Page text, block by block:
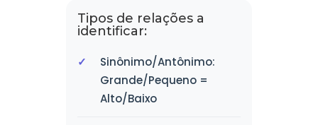
Tipos de relações a
identificar:
Sinônimo/Antônimo:
Grande/Pequeno =
Alto/Baixo